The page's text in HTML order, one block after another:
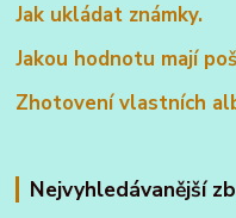
Jak ukládat známky.
Jakou hodnotu mají
Zhotovení vlastních
Nejvyhledávanější